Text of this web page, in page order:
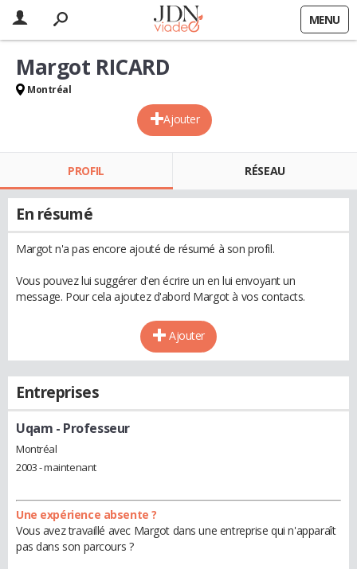
MENU
Ajouter
Margot RICARD
Montréal
PROFIL RÉSEAU
En résumé
Margot n'a pas encore ajouté de résumé à son profil.
Vous pouvez lui suggérer d'en écrire un en lui envoyant un
message. Pour cela ajoutez d'abord Margot à vos contacts.
Ajouter
Entreprises
Uqam - Professeur
Montréal
2003 - maintenant
Une expérience absente ?
Vous avez travaillé avec Margot dans une entreprise qui n'apparaît
pas dans son parcours ?